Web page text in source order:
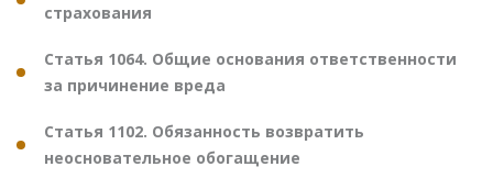
страхования
Статья 1064. Общие основания ответственности
за причинение вреда
Статья 1102. Обязанность возвратить
неосновательное обогащение